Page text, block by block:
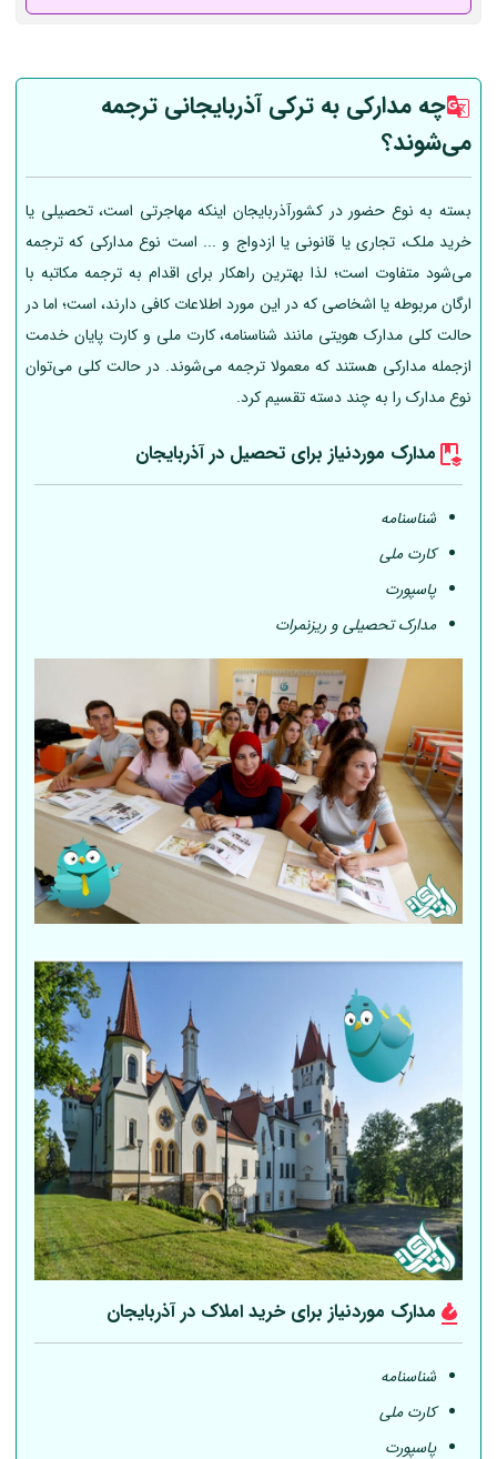
چه مدارکی به ترکی آذربایجانی ترجمه
می‌شوند؟
بسته به نوع حضور در کشورآذربایجان اینکه مهاجرتی است، تحصیلی یا
خرید ملک، تجاری یا قانونی یا ازدواج و ... است نوع مدارکی که ترجمه
می‌شود متفاوت است؛ لذا بهترین راهکار برای اقدام به ترجمه مکاتبه با
ارگان مربوطه یا اشخاصی که در این مورد اطلاعات کافی دارند، است؛ اما در
حالت کلی مدارک هویتی مانند شناسنامه، کارت ملی و کارت پایان خدمت
ازجمله مدارکی هستند که معمولا ترجمه می‌شوند. در حالت کلی می‌توان
نوع مدارک را به چند دسته تقسیم کرد.
مدارک موردنیاز برای تحصیل در آذربایجان
شناسنامه
کارت ملی
پاسپورت
مدارک تحصیلی و ریزنمرات
مدارک موردنیاز برای خرید املاک در آذربایجان
شناسنامه
کارت ملی
پاسپورت